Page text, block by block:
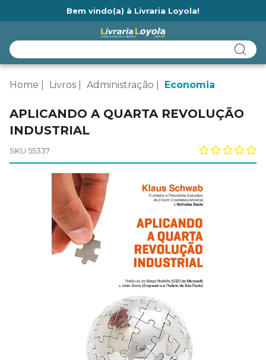
Bem vindo(a) à Livraria Loyola!
Home Livros Administração Economia
APLICANDO A QUARTA REVOLUÇÃO
INDUSTRIAL
SKU 55337